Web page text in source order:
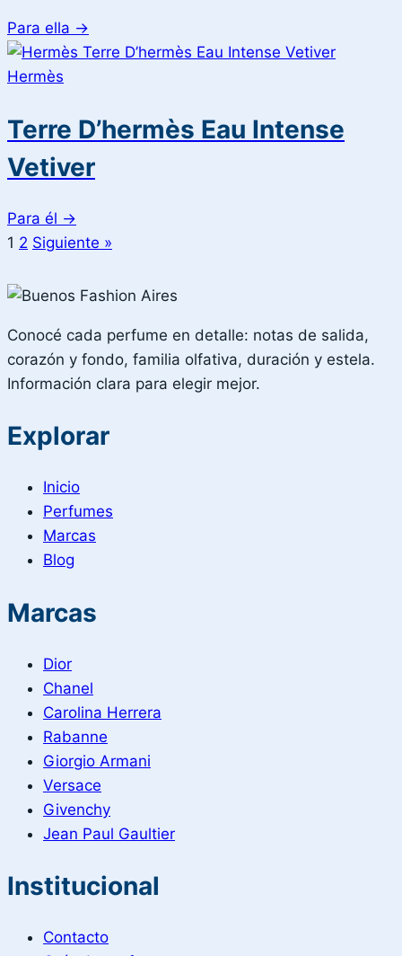
Para ella →
Hermès
Terre D’hermès Eau Intense
Vetiver
Para él →
1 2 Siguiente »
Conocé cada perfume en detalle: notas de salida,
corazón y fondo, familia olfativa, duración y estela.
Información clara para elegir mejor.
Explorar
Inicio
Perfumes
Marcas
Blog
Marcas
Dior
Chanel
Carolina Herrera
Rabanne
Giorgio Armani
Versace
Givenchy
Jean Paul Gaultier
Institucional
Contacto